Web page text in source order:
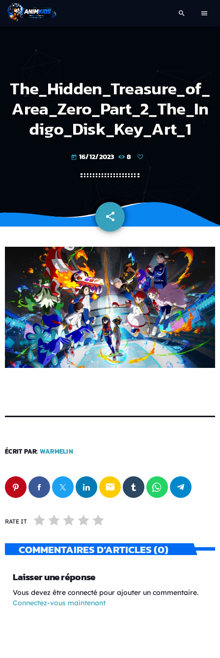
search menu
The_Hidden_Treasure_of_
Area_Zero_Part_2_The_In
digo_Disk_Key_Art_1
today 16/12/2023 8
share
email
ÉCRIT PAR: WARMELIN
email
RATE IT
COMMENTAIRES D’ARTICLES (0)
Laisser une réponse
Vous devez être connecté pour ajouter un commentaire.
Connectez-vous maintenant